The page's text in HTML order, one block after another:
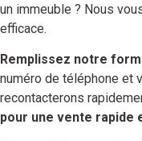
un immeuble ? Nous
efficace.
Remplissez notre
numéro de téléphone et
recontacterons
pour une vente rapide